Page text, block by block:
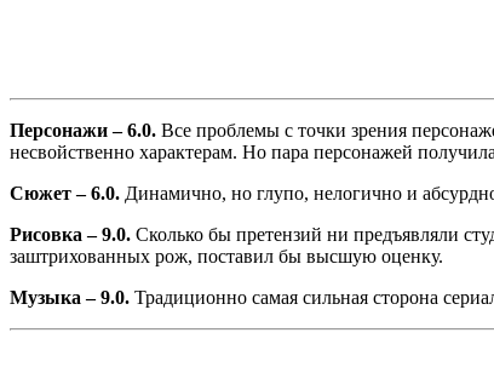
Персонажи – 6.0. Все проблемы с точки зрения
несвойственно характерам. Но пара персонажей
Сюжет – 6.0. Динамично, но глупо, нелогично и
Рисовка – 9.0. Сколько бы претензий ни предъявляли
заштрихованных рож, поставил бы высшую оценку.
Музыка – 9.0. Традиционно самая сильная сторона